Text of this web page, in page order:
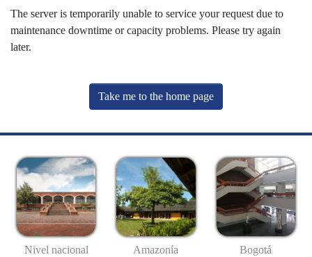
The server is temporarily unable to service your request due to
maintenance downtime or capacity problems. Please try again
later.
Take me to the home page
Nivel nacional Amazonía Bogotá